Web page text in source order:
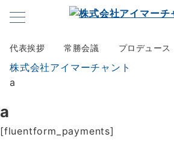
代表挨拶 常勝会議 プロデュース
株式会社アイマーチャント
a
a
[fluentform_payments]